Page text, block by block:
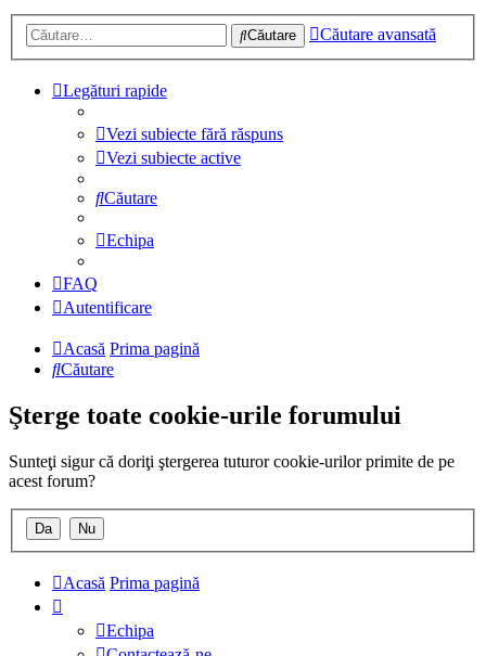
Căutare Căutare avansată
Legături rapide
Vezi subiecte fără răspuns
Vezi subiecte active
Căutare
Echipa
FAQ
Autentificare
Acasă Prima pagină
Căutare
Şterge toate cookie-urile forumului
Sunteţi sigur că doriţi ştergerea tuturor cookie-urilor primite de pe
acest forum?
Acasă Prima pagină
Echipa